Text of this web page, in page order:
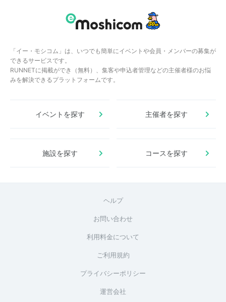
「イー・モシコム」は、いつでも簡単にイベントや会員・メンバーの募集が
できるサービスです。
RUNNETに掲載ができ（無料）、集客や申込者管理などの主催者様のお悩
みを解決できるプラットフォームです。
イベントを探す 主催者を探す
施設を探す コースを探す
ヘルプ
お問い合わせ
利用料金について
ご利用規約
プライバシーポリシー
運営会社